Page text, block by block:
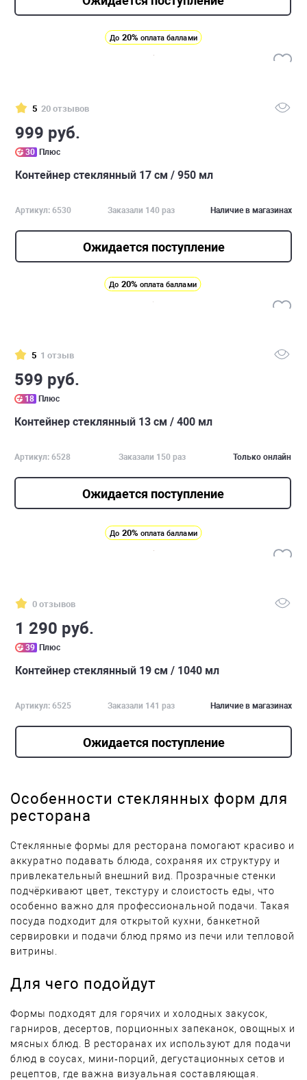
До 20% оплата баллами
5 20 отзывов
999 руб.
30 Плюс
Контейнер стеклянный 17 см / 950 мл
Артикул: 6530 Заказали 140 раз Наличие в магазинах
Ожидается поступление
До 20% оплата баллами
5 1 отзыв
599 руб.
18 Плюс
Контейнер стеклянный 13 см / 400 мл
Артикул: 6528 Заказали 150 раз Только онлайн
Ожидается поступление
До 20% оплата баллами
0 отзывов
1 290 руб.
39 Плюс
Контейнер стеклянный 19 см / 1040 мл
Артикул: 6525 Заказали 141 раз Наличие в магазинах
Ожидается поступление
Особенности стеклянных форм для
ресторана
Стеклянные формы для ресторана помогают красиво и
аккуратно подавать блюда, сохраняя их структуру и
привлекательный внешний вид. Прозрачные стенки
подчёркивают цвет, текстуру и слоистость еды, что
особенно важно для профессиональной подачи. Такая
посуда подходит для открытой кухни, банкетной
сервировки и подачи блюд прямо из печи или тепловой
витрины.
Для чего подойдут
Формы подходят для горячих и холодных закусок,
гарниров, десертов, порционных запеканок, овощных и
мясных блюд. В ресторанах их используют для подачи
блюд в соусах, мини‑порций, дегустационных сетов и
рецептов, где важна визуальная составляющая.